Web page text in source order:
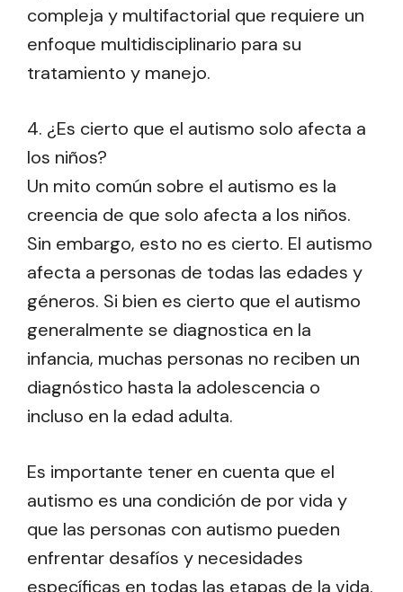
compleja y multifactorial que requiere un
enfoque multidisciplinario para su
tratamiento y manejo.
4. ¿Es cierto que el autismo solo afecta a
los niños?
Un mito común sobre el autismo es la
creencia de que solo afecta a los niños.
Sin embargo, esto no es cierto. El autismo
afecta a personas de todas las edades y
géneros. Si bien es cierto que el autismo
generalmente se diagnostica en la
infancia, muchas personas no reciben un
diagnóstico hasta la adolescencia o
incluso en la edad adulta.
Es importante tener en cuenta que el
autismo es una condición de por vida y
que las personas con autismo pueden
enfrentar desafíos y necesidades
específicas en todas las etapas de la vida.